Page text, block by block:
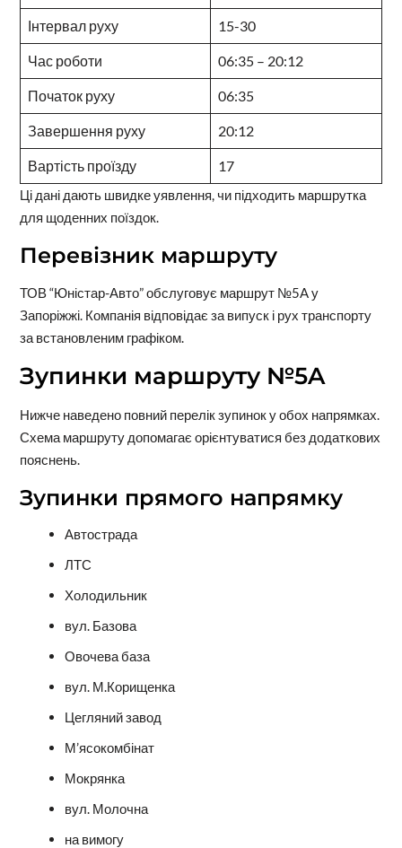
Інтервал руху 15-30
Час роботи 06:35 – 20:12
Початок руху 06:35
Завершення руху 20:12
Вартість проїзду 17
Ці дані дають швидке уявлення, чи підходить маршрутка
для щоденних поїздок.
Перевізник маршруту
ТОВ “Юністар-Авто” обслуговує маршрут №5A у
Запоріжжі. Компанія відповідає за випуск і рух транспорту
за встановленим графіком.
Зупинки маршруту №5A
Нижче наведено повний перелік зупинок у обох напрямках.
Схема маршруту допомагає орієнтуватися без додаткових
пояснень.
Зупинки прямого напрямку
Автострада
ЛТС
Холодильник
вул. Базова
Овочева база
вул. М.Корищенка
Цегляний завод
М’ясокомбінат
Мокрянка
вул. Молочна
на вимогу